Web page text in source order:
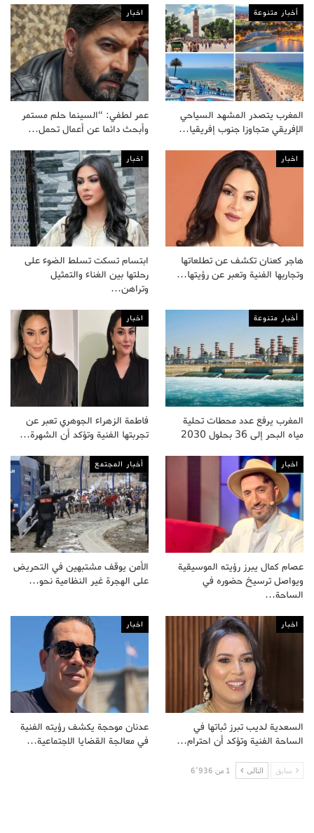
أخبار متنوعة
المغرب يتصدر المشهد السياحي
الإفريقي متجاوزا جنوب إفريقيا…
اخبار
عمر لطفي: “السينما حلم مستمر
وأبحث دائما عن أعمال تحمل…
اخبار
هاجر كعنان تكشف عن تطلعاتها
وتجاربها الفنية وتعبر عن رؤيتها…
اخبار
ابتسام تسكت تسلط الضوء على
رحلتها بين الغناء والتمثيل
وتراهن…
أخبار متنوعة
المغرب يرفع عدد محطات تحلية
مياه البحر إلى 36 بحلول 2030
اخبار
فاطمة الزهراء الجوهري تعبر عن
تجربتها الفنية وتؤكد أن الشهرة…
اخبار
عصام كمال يبرز رؤيته الموسيقية
ويواصل ترسيخ حضوره في
الساحة…
أخبار المجتمع
الأمن يوقف مشتبهين في التحريض
على الهجرة غير النظامية نحو…
اخبار
السعدية لديب تبرز ثباتها في
الساحة الفنية وتؤكد أن احترام…
اخبار
عدنان موحجة يكشف رؤيته الفنية
في معالجة القضايا الاجتماعية…
سابق التالى 1 من 6٬936